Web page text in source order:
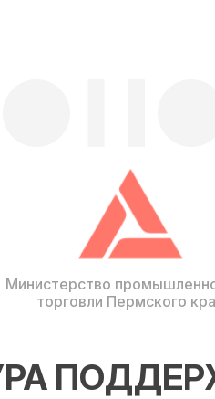
Министерство
торговли Пермского